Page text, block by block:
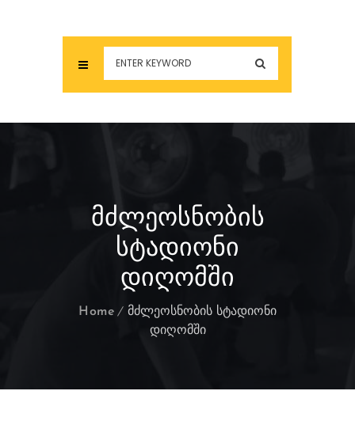
ᲛᲫᲚᲔᲝᲡᲜᲝᲑᲘᲡ
ᲡᲢᲐᲓᲘᲝᲜᲘ
ᲓᲘᲦᲝᲛᲨᲘ
Home
მძლეოსნობის სტადიონი
დიღომში